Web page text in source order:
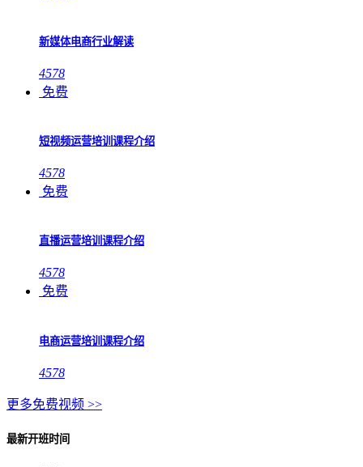
新媒体电商行业解读
4578
免费
短视频运营培训课程介绍
4578
免费
直播运营培训课程介绍
4578
免费
电商运营培训课程介绍
4578
更多免费视频 >>
最新开班时间